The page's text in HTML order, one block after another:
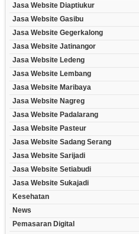
Jasa Website Diaptiukur
Jasa Website Gasibu
Jasa Website Gegerkalong
Jasa Website Jatinangor
Jasa Website Ledeng
Jasa Website Lembang
Jasa Website Maribaya
Jasa Website Nagreg
Jasa Website Padalarang
Jasa Website Pasteur
Jasa Website Sadang Serang
Jasa Website Sarijadi
Jasa Website Setiabudi
Jasa Website Sukajadi
Kesehatan
News
Pemasaran Digital